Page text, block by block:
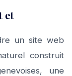
et
un site web
construit
une